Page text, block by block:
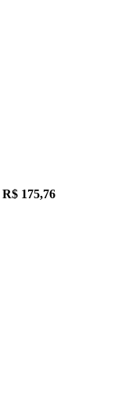
R$ 175,76